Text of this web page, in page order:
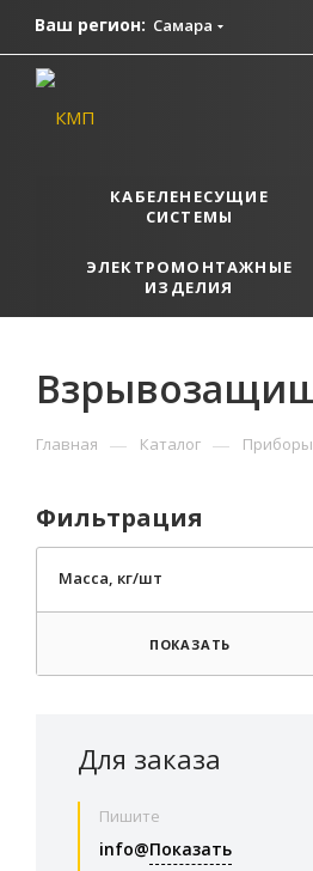
Ваш регион: Самара
КАБЕЛЕНЕСУЩИЕ
СИСТЕМЫ
ЭЛЕКТРОМОНТАЖНЫЕ
ИЗДЕЛИЯ
Главная — Каталог —
Фильтрация
Масса, кг/шт
ПОКАЗАТЬ
Для заказа
Пишите
info@Показать